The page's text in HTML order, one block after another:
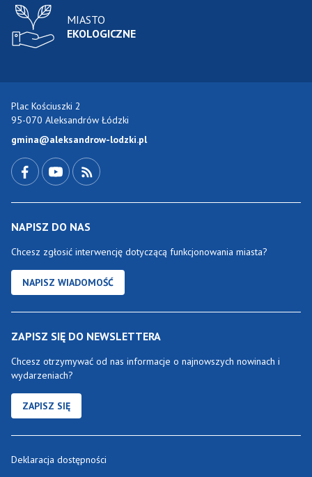
MIASTO
EKOLOGICZNE
Plac Kościuszki 2
95-070 Aleksandrów Łódzki
gmina@aleksandrow-lodzki.pl
NAPISZ DO NAS
Chcesz zgłosić interwencję dotyczącą funkcjonowania miasta?
NAPISZ WIADOMOŚĆ
ZAPISZ SIĘ DO NEWSLETTERA
Chcesz otrzymywać od nas informacje o najnowszych nowinach i
wydarzeniach?
ZAPISZ SIĘ
Deklaracja dostępności